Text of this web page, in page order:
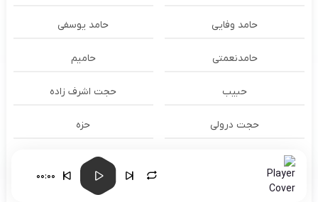
حامد وفایی حامد یوسفی
حامدنعمتی حامیم
حبیب حجت اشرف زاده
حجت درولی حزه
حسام الدین سراج
حسام الدین موسوی و طهمورث حسام حیدری
00:00